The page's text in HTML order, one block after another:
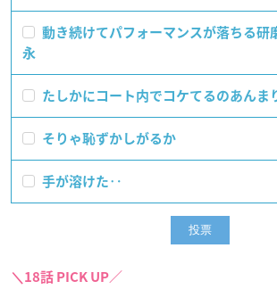
動き続けてパフォーマンスが落ちる研
永
たしかにコート内でコケてるのあんま
そりゃ恥ずかしがるか
手が溶けた‥
＼18話 PICK UP／